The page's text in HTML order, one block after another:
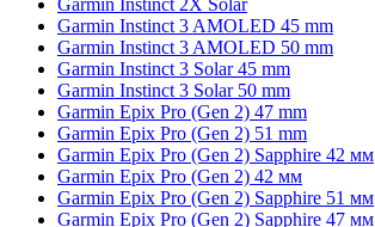
Garmin Instinct 2X Solar
Garmin Instinct 3 AMOLED 45 mm
Garmin Instinct 3 AMOLED 50 mm
Garmin Instinct 3 Solar 45 mm
Garmin Instinct 3 Solar 50 mm
Garmin Epix Pro (Gen 2) 47 mm
Garmin Epix Pro (Gen 2) 51 mm
Garmin Epix Pro (Gen 2) Sapphire 42 мм
Garmin Epix Pro (Gen 2) 42 мм
Garmin Epix Pro (Gen 2) Sapphire 51 мм
Garmin Epix Pro (Gen 2) Sapphire 47 мм